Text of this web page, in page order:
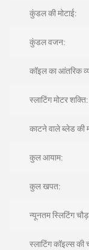
कुंडल की मोटाई:
कुंडल वजन:
कॉइल का आंतरिक
स्लाटिंग मोटर शक्ति:
काटने वाले ब्लेड की
कुल आयाम:
कुल खपत:
न्यूनतम स्लिटिंग
स्लाटिंग कॉइल्स की